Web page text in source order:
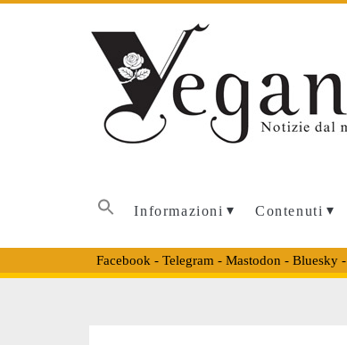
Informazioni Contenuti
Facebook - Telegram - Mastodon - Bluesky-